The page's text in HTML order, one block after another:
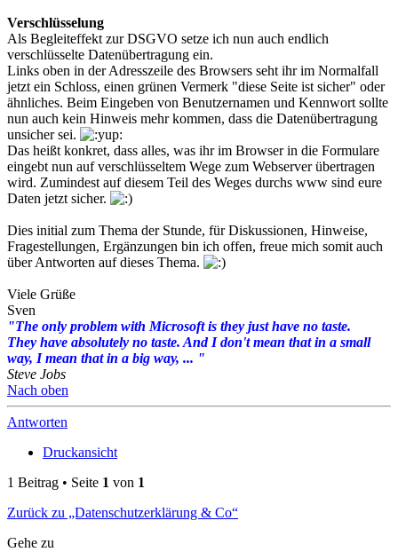
Verschlüsselung
Als Begleiteffekt zur DSGVO setze ich nun auch endlich
verschlüsselte Datenübertragung ein.
Links oben in der Adresszeile des Browsers seht ihr im Normalfall
jetzt ein Schloss, einen grünen Vermerk "diese Seite ist sicher" oder
ähnliches. Beim Eingeben von Benutzernamen und Kennwort sollte
nun auch kein Hinweis mehr kommen, dass die Datenübertragung
unsicher sei.
Das heißt konkret, dass alles, was ihr im Browser in die Formulare
eingebt nun auf verschlüsseltem Wege zum Webserver übertragen
wird. Zumindest auf diesem Teil des Weges durchs www sind eure
Daten jetzt sicher.
Dies initial zum Thema der Stunde, für Diskussionen, Hinweise,
Fragestellungen, Ergänzungen bin ich offen, freue mich somit auch
über Antworten auf dieses Thema.
Viele Grüße
Sven
"The only problem with Microsoft is they just have no taste.
They have absolutely no taste. And I don't mean that in a small
way, I mean that in a big way, ... "
Steve Jobs
Nach oben
Antworten
Druckansicht
1 Beitrag • Seite 1 von 1
Zurück zu „Datenschutzerklärung & Co“
Gehe zu